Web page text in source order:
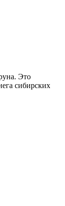
Это
сибирских